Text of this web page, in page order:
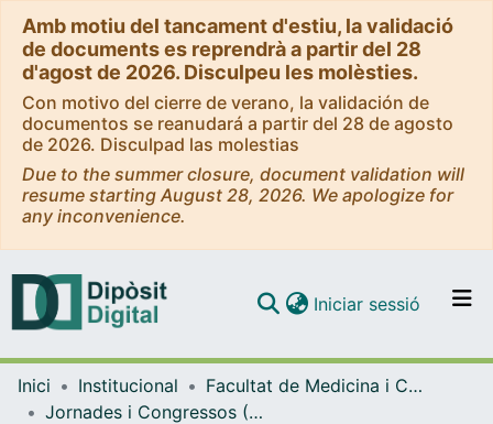
Amb motiu del tancament d'estiu, la validació
de documents es reprendrà a partir del 28
d'agost de 2026. Disculpeu les molèsties.
Con motivo del cierre de verano, la validación de
documentos se reanudará a partir del 28 de agosto
de 2026. Disculpad las molestias
Due to the summer closure, document validation will
resume starting August 28, 2026. We apologize for
any inconvenience.
Navega per tot el DD
Iniciar sessió (current)
Inici Institucional
Facultat de Medicina i Ciències de la Salut
Jornades i Congressos (Facultat de Medicina i Ciències de la Salut)